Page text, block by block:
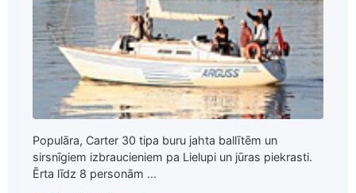
Populāra, Carter 30 tipa buru jahta ballītēm un
sirsnīgiem izbraucieniem pa Lielupi un jūras piekrasti.
Ērta līdz 8 personām ...